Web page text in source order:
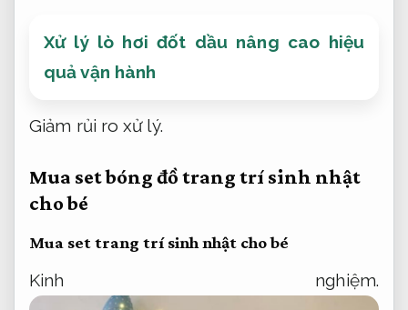
Xử lý lò hơi đốt dầu nâng cao hiệu
quả vận hành
Giảm rủi ro xử lý.
Mua set bóng đồ trang trí sinh nhật
cho bé
Mua set trang trí sinh nhật cho bé
Kinh nghiệm.